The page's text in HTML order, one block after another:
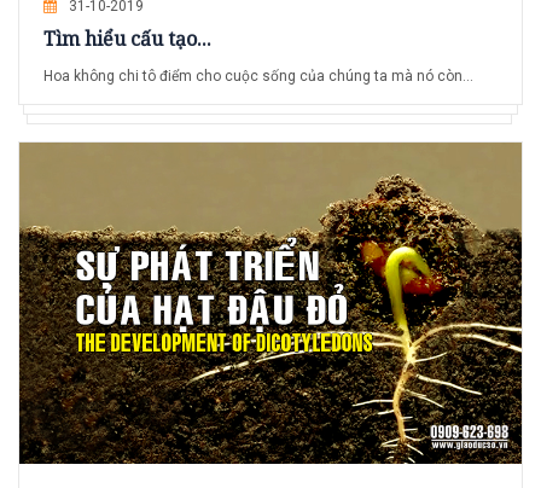
31-10-2019
Tìm hiểu cấu tạo...
Hoa không chi tô điểm cho cuộc sống của chúng ta mà nó còn...